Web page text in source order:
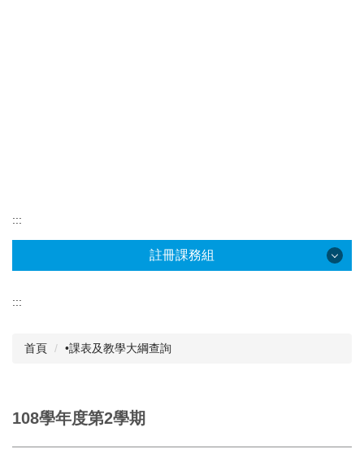
:::
註冊課務組
最新消息
相關章則
:::
首頁 •課表及教學大綱查詢
108學年度第2學期